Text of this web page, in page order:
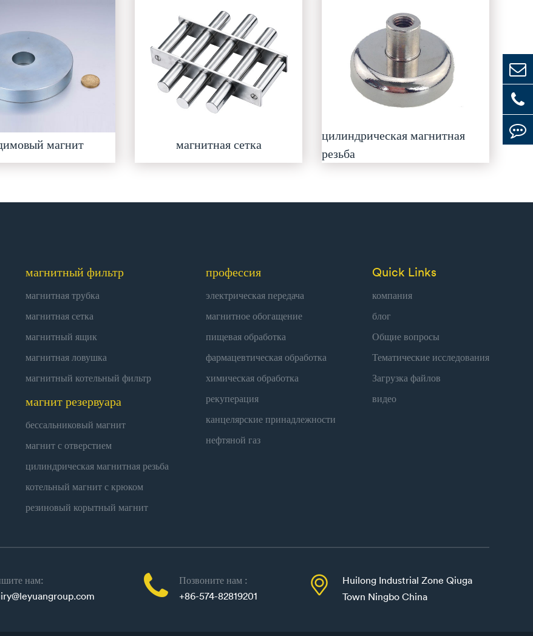
магнит магнитная сетка
цилиндрическая магнитная
резьба
магнитный фильтр
магнитная трубка
магнитная сетка
магнитный ящик
магнитная ловушка
магнитный котельный фильтр
магнит резервуара
бессальниковый магнит
магнит с отверстием
цилиндрическая магнитная резьба
котельный магнит с крюком
резиновый корытный магнит
профессия
электрическая передача
магнитное обогащение
пищевая обработка
фармацевтическая обработка
химическая обработка
рекуперация
канцелярские принадлежности
нефтяной газ
Quick Links
компания
блог
Общие вопросы
Тематические исследования
Загрузка файлов
видео
нам:

Позвоните нам :
+86-574-82819201

Huilong Industrial Zone Qiuga
Town Ningbo China